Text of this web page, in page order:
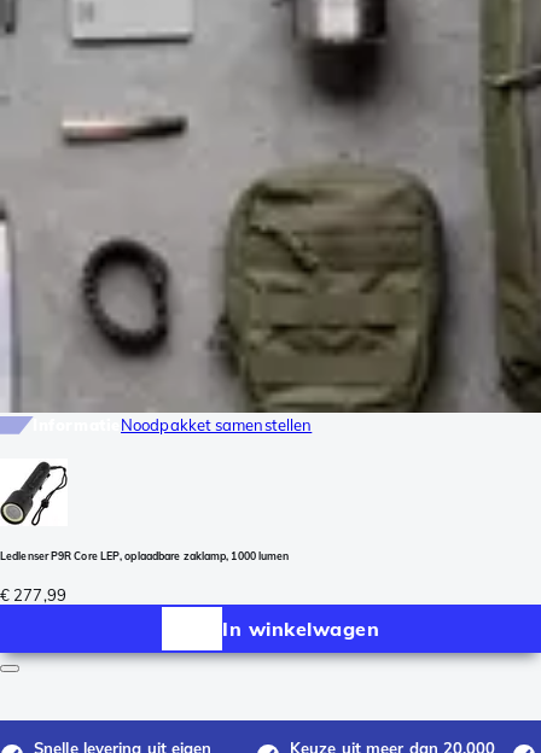
Noodpakket samenstellen
Ledlenser P9R Core LEP, oplaadbare zaklamp, 1000 lumen
€ 277,99
In winkelwagen
Snelle levering uit eigen Keuze uit meer dan 20.000